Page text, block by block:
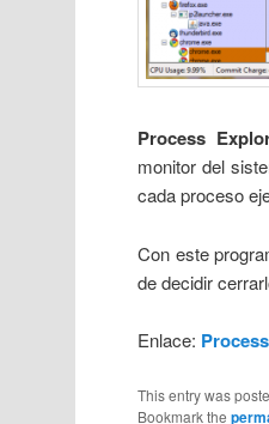
Process
monitor del
cada proceso
Con este
de decidir
Enlace:
This entry was
Bookmark the